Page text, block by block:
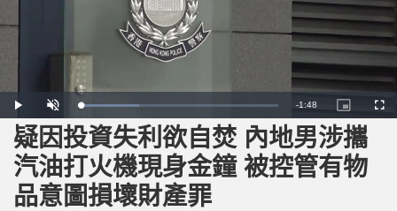
P
l
a
y
U
n
m
u
t
e
L
o
a
d
e
d
:
2
9
4
R
e
m
-1:48
P
i
c
t
u
r
e
-
F
u
疑因投資失利欲自焚 內地男涉攜
汽油打火機現身金鐘 被控管有物
品意圖損壞財產罪